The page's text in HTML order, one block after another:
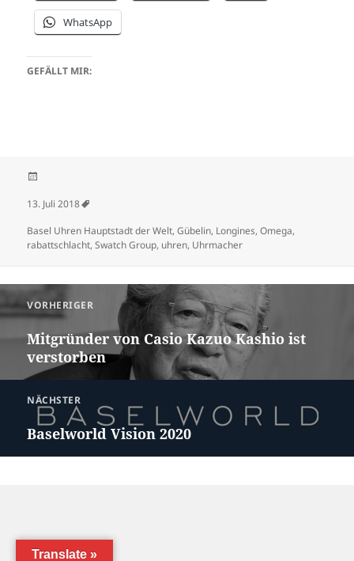
WhatsApp
GEFÄLLT MIR:
13. Juli 2018
Basel Uhren Hauptstadt der Welt,Gübelin, Longines,Omega,
rabattschlacht,Swatch Group, uhren, Uhrmacher
VORHERIGER
Vorheriger Beitrag:
Mitgründer von Casio Kazuo Kashio ist
verstorben
NÄCHSTER
Nächster Beitrag:
Baselworld Vision 2020
Translate »